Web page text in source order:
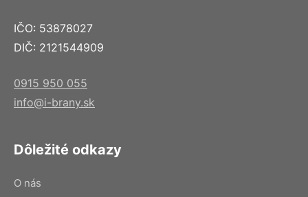
IČO: 53878027
DIČ: 2121544909
0915 950 055
info@i-brany.sk
Dôležité odkazy
O nás